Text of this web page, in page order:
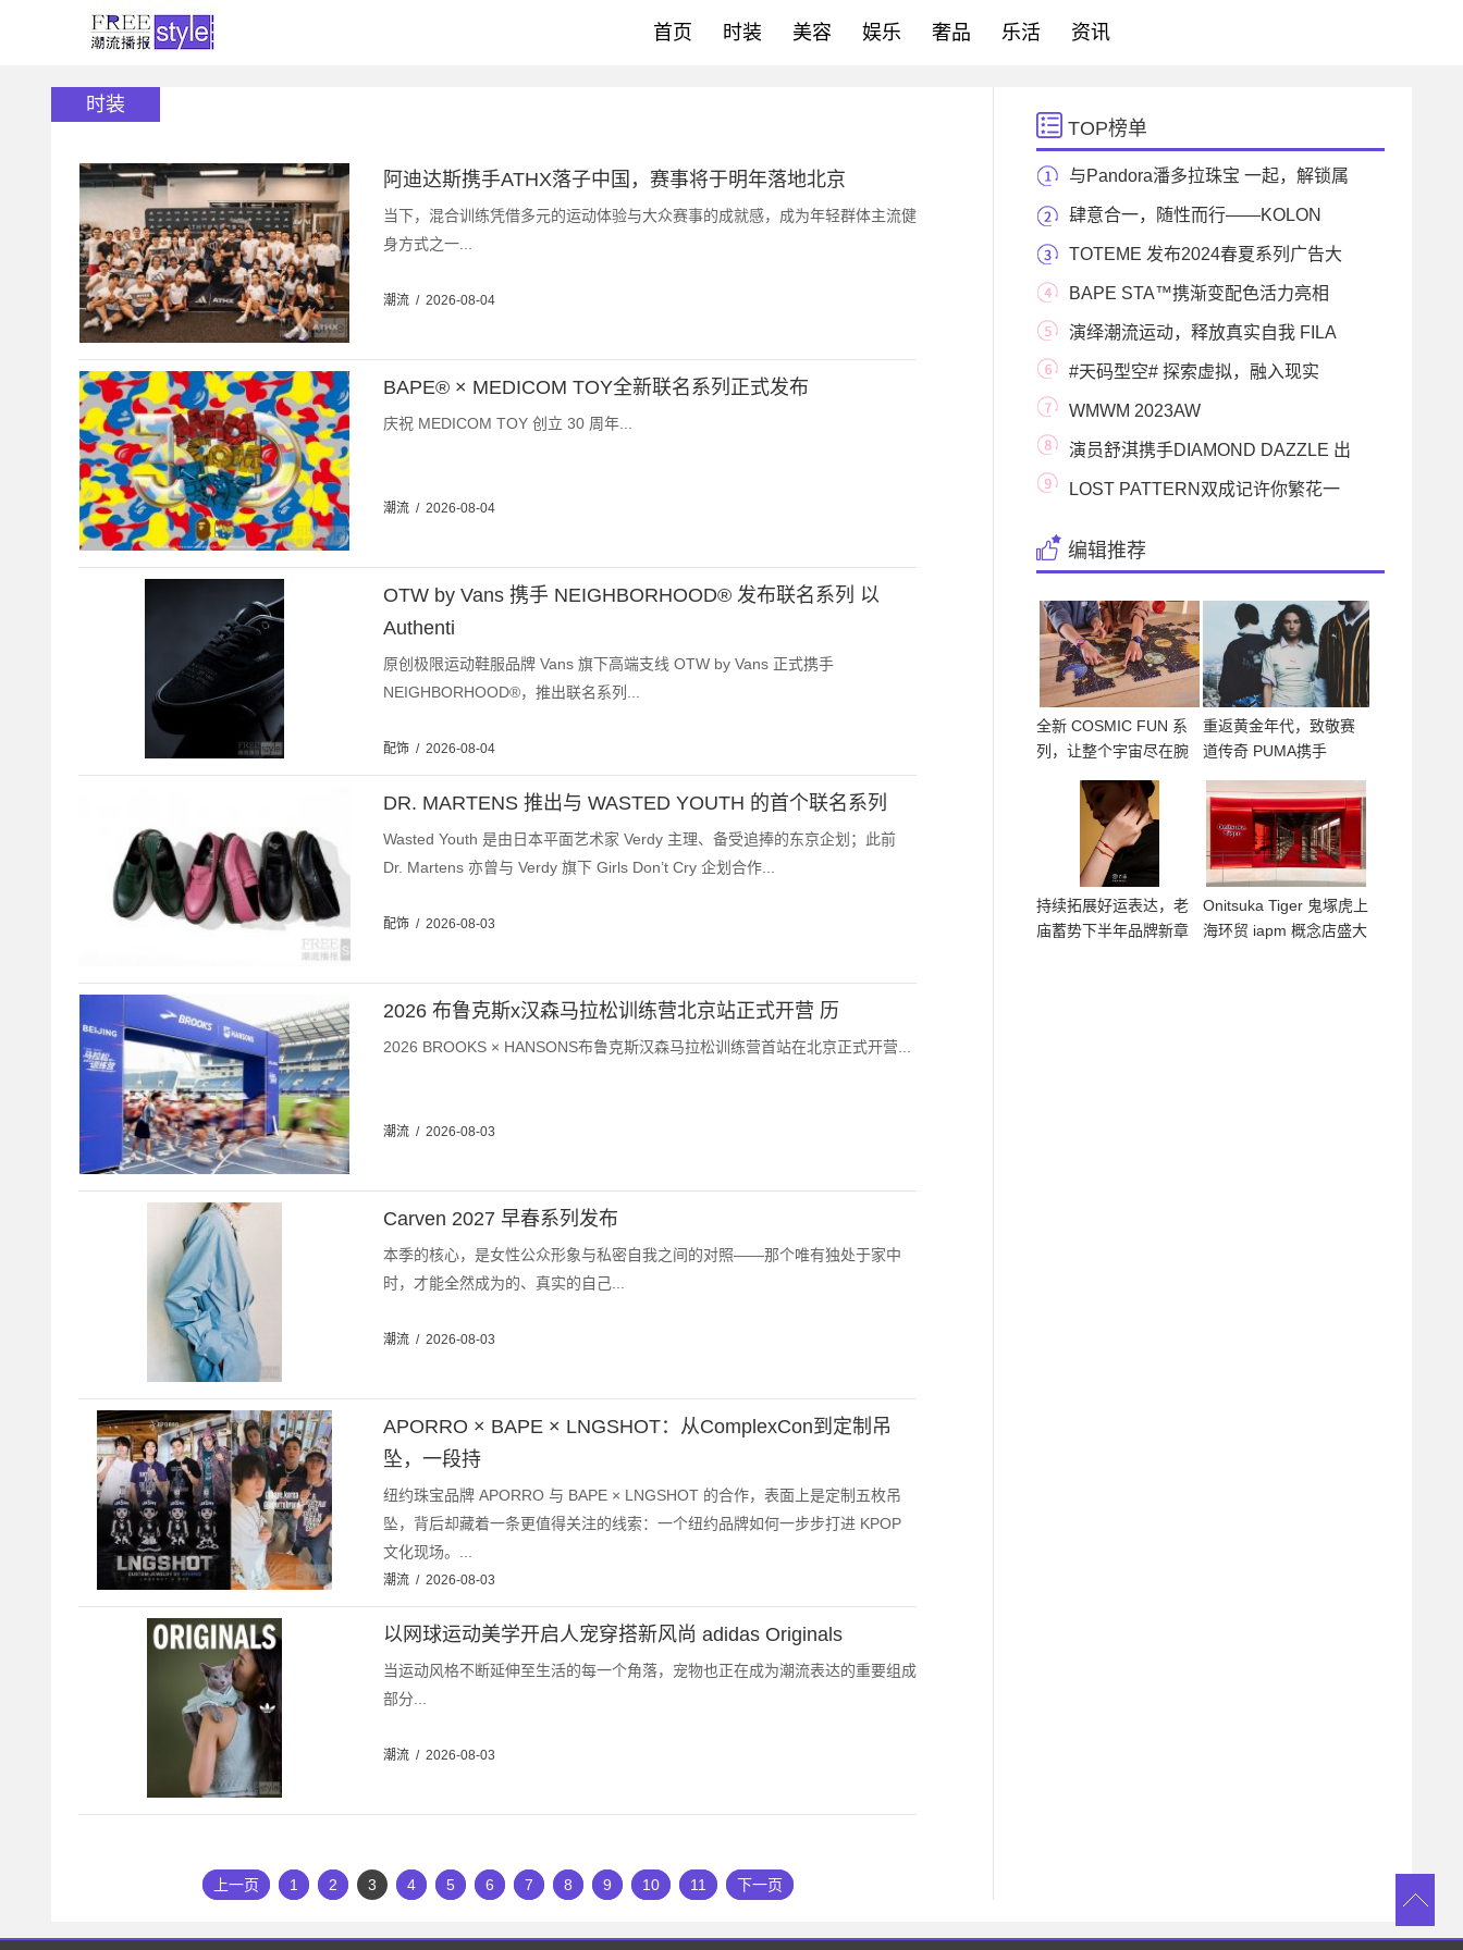
首页 时装 美容 娱乐 奢品 乐活 资讯
时装
阿迪达斯携手ATHX落子中国，赛事将于明年落地北京
当下，混合训练凭借多元的运动体验与大众赛事的成就感，成为年轻群体主流健
身方式之一...
潮流 / 2026-08-04
BAPE® × MEDICOM TOY全新联名系列正式发布
庆祝 MEDICOM TOY 创立 30 周年...
潮流 / 2026-08-04
OTW by Vans 携手 NEIGHBORHOOD® 发布联名系列 以
Authenti
原创极限运动鞋服品牌 Vans 旗下高端支线 OTW by Vans 正式携手
NEIGHBORHOOD®，推出联名系列...
配饰 / 2026-08-04
DR. MARTENS 推出与 WASTED YOUTH 的首个联名系列
Wasted Youth 是由日本平面艺术家 Verdy 主理、备受追捧的东京企划；此前
Dr. Martens 亦曾与 Verdy 旗下 Girls Don’t Cry 企划合作...
配饰 / 2026-08-03
2026 布鲁克斯x汉森马拉松训练营北京站正式开营 历
2026 BROOKS × HANSONS布鲁克斯汉森马拉松训练营首站在北京正式开营...
潮流 / 2026-08-03
Carven 2027 早春系列发布
本季的核心，是女性公众形象与私密自我之间的对照——那个唯有独处于家中
时，才能全然成为的、真实的自己...
潮流 / 2026-08-03
APORRO × BAPE × LNGSHOT：从ComplexCon到定制吊
坠，一段持
纽约珠宝品牌 APORRO 与 BAPE × LNGSHOT 的合作，表面上是定制五枚吊
坠，背后却藏着一条更值得关注的线索：一个纽约品牌如何一步步打进 KPOP
文化现场。...
潮流 / 2026-08-03
以网球运动美学开启人宠穿搭新风尚 adidas Originals
当运动风格不断延伸至生活的每一个角落，宠物也正在成为潮流表达的重要组成
部分...
潮流 / 2026-08-03
上一页 1 2 3 4 5 6 7 8 9 10 11 下一页
TOP榜单
与Pandora潘多拉珠宝 一起，解锁属
于你的520#爱的
肆意合一，随性而行——KOLON
SPORT 可隆发布全新
TOTEME 发布2024春夏系列广告大
片 BAPE STA™携渐变配色活力亮相
演绎潮流运动，释放真实自我 FILA
FUSION x N°21联名
#天码型空# 探索虚拟，融入现实
FILA FUSION再次携
WMWM 2023AW
CAMPAIGN「WANDERING CELLIST」
演员舒淇携手DIAMOND DAZZLE 出
席第八十届威尼斯国
LOST PATTERN双成记许你繁花一
编辑推荐
全新 COSMIC FUN 系
列，让整个宇宙尽在腕
重返黄金年代，致敬赛
道传奇 PUMA携手
持续拓展好运表达，老
庙蓄势下半年品牌新章
Onitsuka Tiger 鬼塚虎上
海环贸 iapm 概念店盛大